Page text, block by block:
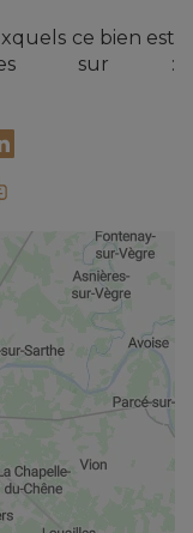
ce bien est
sur :